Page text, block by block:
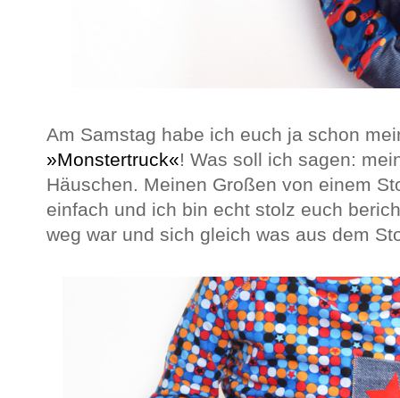
Am Samstag habe ich euch ja schon
»Monstertruck«! Was soll ich sagen:
Häuschen. Meinen Großen von einem
einfach und ich bin echt stolz euch
weg war und sich gleich was aus dem